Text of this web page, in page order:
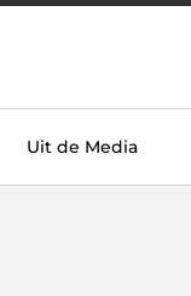
Uit de Media